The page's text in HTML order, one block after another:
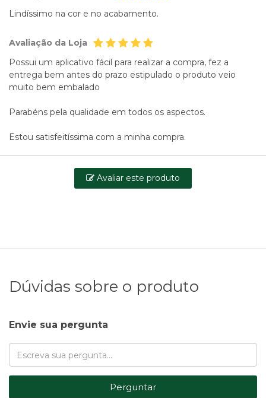
Lindíssimo na cor e no acabamento.
Avaliação da Loja
Possui um aplicativo fácil para realizar a compra, fez a
entrega bem antes do prazo estipulado o produto veio
muito bem embalado
Parabéns pela qualidade em todos os aspectos.
Estou satisfeitíssima com a minha compra.
Avaliar este produto
Dúvidas sobre o produto
Envie sua pergunta
Perguntar